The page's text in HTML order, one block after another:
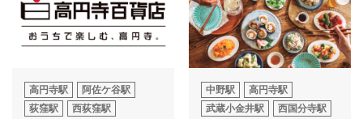
連載
イベント情報
高円寺駅
阿佐ケ谷駅
荻窪駅
西荻窪駅
中野駅
高円寺駅
武蔵小金井駅
西国分寺駅